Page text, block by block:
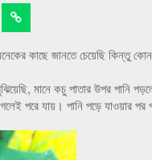
কাছে জানতে চেয়েছি কিন্তু কোন
মানে কচু পাতার উপর পানি
পরে যায়। পানি পড়ে যাওয়ার পর